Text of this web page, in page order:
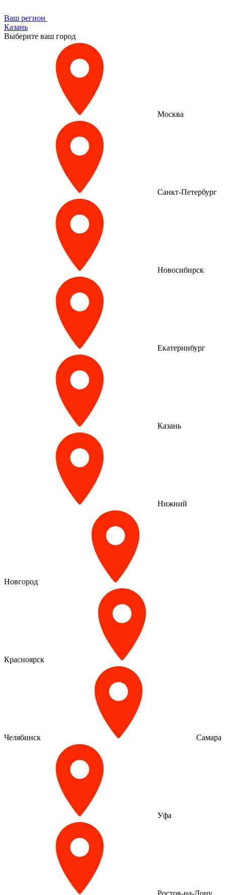
Ваш регион
Казань
Выберите ваш город
Москва
Санкт-Петербург
Новосибирск
Екатеринбург
Казань
Нижний
Новгород
Красноярск
Челябинск Самара
Уфа
Ростов-на-Дону